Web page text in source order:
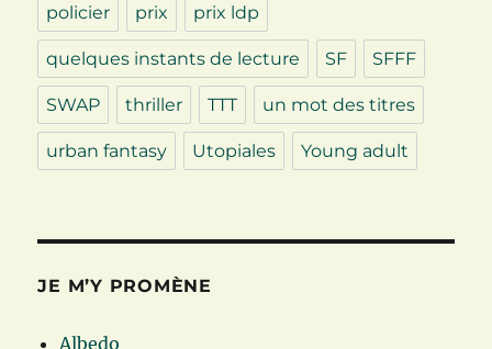
policier prix prix ldp
quelques instants de lecture SF SFFF
SWAP thriller TTT un mot des titres
urban fantasy Utopiales Young adult
JE M’Y PROMÈNE
Albedo